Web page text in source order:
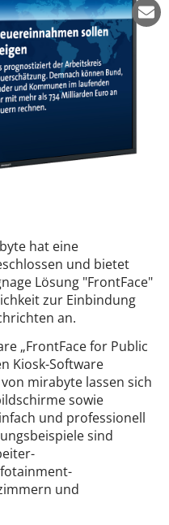
hat eine
und bietet
Lösung "FrontFace"
zur Einbindung
an.
„FrontFace for Public
Kiosk-Software
mirabyte lassen sich
sowie
und professionell
sind
und